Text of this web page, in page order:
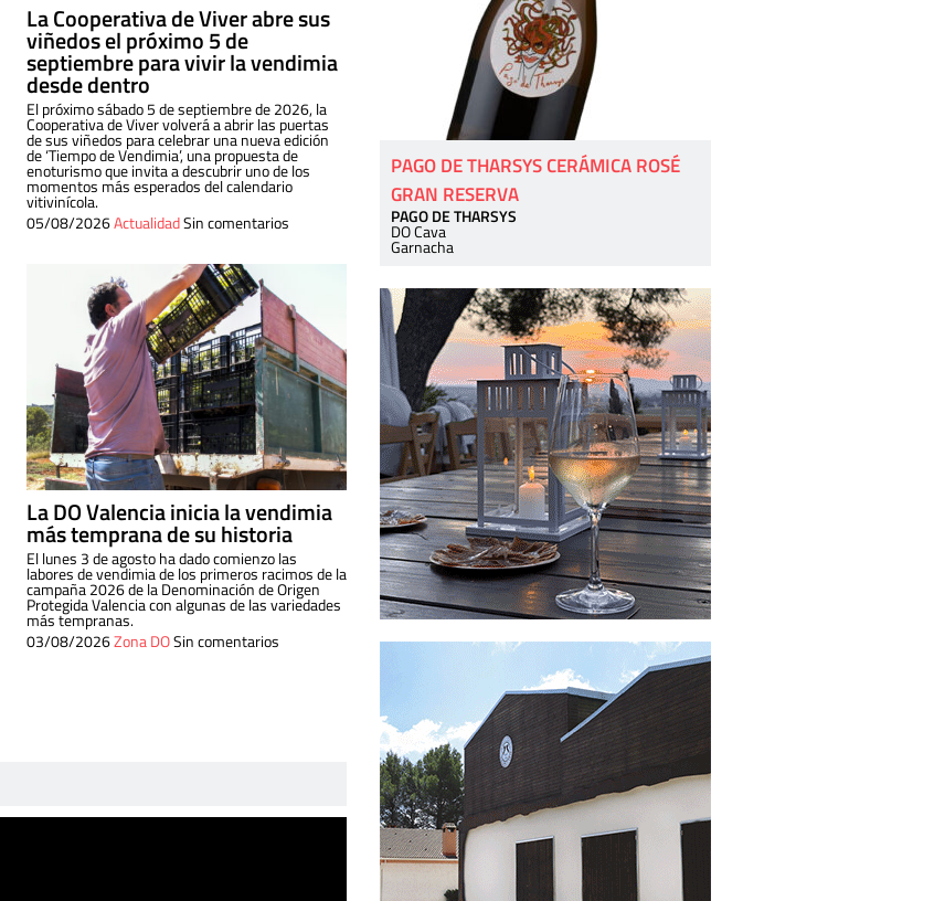
La Cooperativa de Viver abre sus
viñedos el próximo 5 de
septiembre para vivir la vendimia
desde dentro
El próximo sábado 5 de septiembre de 2026, la
Cooperativa de Viver volverá a abrir las puertas
de sus viñedos para celebrar una nueva edición
de ‘Tiempo de Vendimia’, una propuesta de
enoturismo que invita a descubrir uno de los
momentos más esperados del calendario
vitivinícola.
05/08/2026ActualidadSin comentarios
La DO Valencia inicia la vendimia
más temprana de su historia
El lunes 3 de agosto ha dado comienzo las
labores de vendimia de los primeros racimos de la
campaña 2026 de la Denominación de Origen
Protegida Valencia con algunas de las variedades
más tempranas.
03/08/2026Zona DOSin comentarios
PAGO DE THARSYS CERÁMICA ROSÉ
GRAN RESERVA
PAGO DE THARSYS
DO Cava
Garnacha